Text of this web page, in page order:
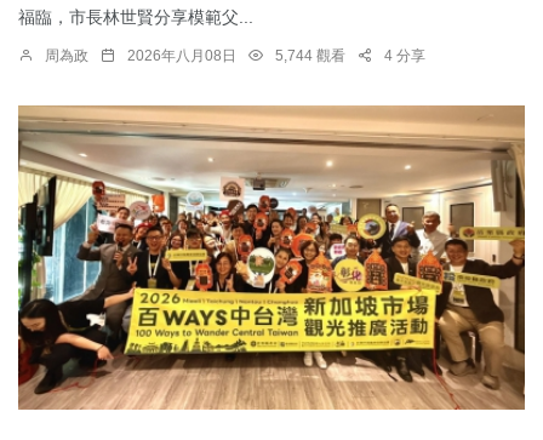
福臨，市長林世賢分享模範父...
周為政 2026年八月08日 5,744 觀看 4 分享